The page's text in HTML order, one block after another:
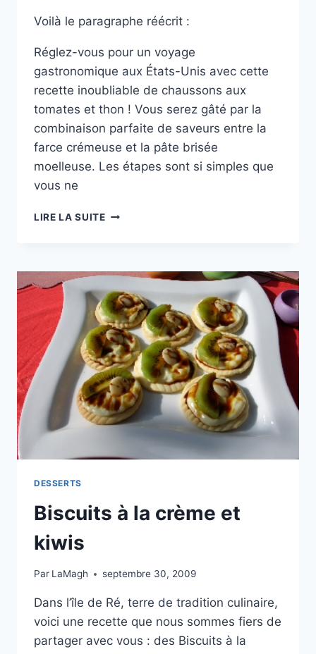
Voilà le paragraphe réécrit :
Réglez-vous pour un voyage
gastronomique aux États-Unis avec cette
recette inoubliable de chaussons aux
tomates et thon ! Vous serez gâté par la
combinaison parfaite de saveurs entre la
farce crémeuse et la pâte brisée
moelleuse. Les étapes sont si simples que
vous ne
LIRE LA SUITECUISINE
DESSERTS
Biscuits à la crème et
kiwis
Par LaMagh septembre 30, 2009
Dans l’île de Ré, terre de tradition culinaire,
voici une recette que nous sommes fiers de
partager avec vous : des Biscuits à la